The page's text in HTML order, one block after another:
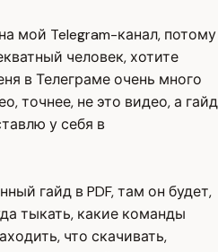
мой Telegram-канал, потому
человек, хотите
в Телеграме очень много
точнее, не это видео, а гайд
у себя в
гайд в PDF, там он будет,
тыкать, какие команды
что скачивать,